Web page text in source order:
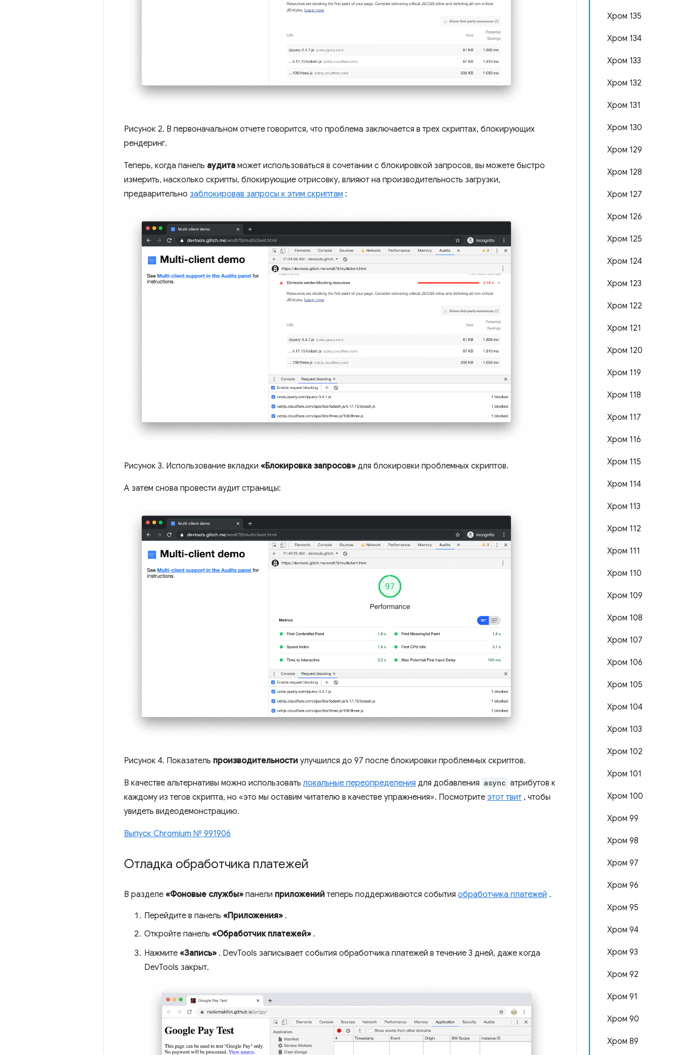
Хром 135
Хром 134
Хром 133
Хром 132
Хром 131
Хром 130
Хром 129
Хром 128
Хром 127
Хром 126
Хром 125
Хром 124
Хром 123
Хром 122
Хром 121
Хром 120
Хром 119
Хром 118
Хром 117
Хром 116
Хром 115
Хром 114
Хром 113
Хром 112
Хром 111
Хром 110
Хром 109
Хром 108
Хром 107
Хром 106
Хром 105
Хром 104
Хром 103
Хром 102
Хром 101
Хром 100
Хром 99
Хром 98
Хром 97
Хром 96
Хром 95
Хром 94
Хром 93
Хром 92
Хром 91
Хром 90
Хром 89
Рисунок 2. В первоначальном отчете говорится, что проблема заключается в трех скриптах, блокирующих
рендеринг.
Теперь, когда панель аудита может использоваться в сочетании с блокировкой запросов, вы можете быстро
измерить, насколько скрипты, блокирующие отрисовку, влияют на производительность загрузки,
предварительно заблокировав запросы к этим скриптам :
Рисунок 3. Использование вкладки «Блокировка запросов» для блокировки проблемных скриптов.
А затем снова провести аудит страницы:
Рисунок 4. Показатель производительности улучшился до 97 после блокировки проблемных скриптов.
В качестве альтернативы можно использовать локальные переопределения для добавления async атрибутов к
каждому из тегов скрипта, но «это мы оставим читателю в качестве упражнения». Посмотрите этот твит , чтобы
увидеть видеодемонстрацию.
Выпуск Chromium № 991906
Отладка обработчика платежей
В разделе «Фоновые службы» панели приложений теперь поддерживаются события обработчика платежей .
Перейдите в панель «Приложения» .
Откройте панель «Обработчик платежей» .
Нажмите «Запись» . DevTools записывает события обработчика платежей в течение 3 дней, даже когда
DevTools закрыт.